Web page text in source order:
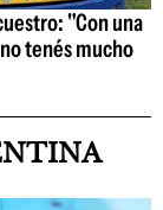
"Con una
tenés mucho